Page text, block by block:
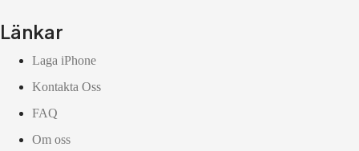
Länkar
Laga iPhone
Kontakta Oss
FAQ
Om oss